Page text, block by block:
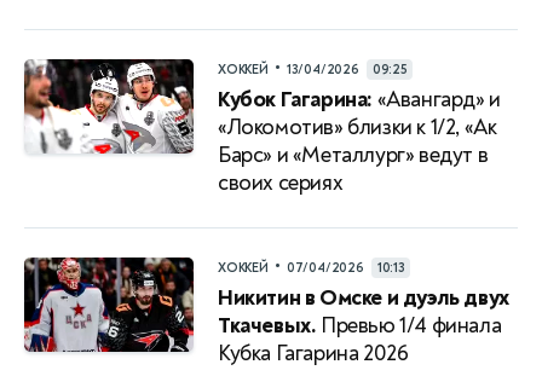
ХОККЕЙ • 13/04/2026 09:25
Кубок Гагарина: «Авангард» и
«Локомотив» близки к 1/2, «Ак
Барс» и «Металлург» ведут в
своих сериях
ХОККЕЙ • 07/04/2026 10:13
Никитин в Омске и дуэль двух
Ткачевых. Превью 1/4 финала
Кубка Гагарина 2026